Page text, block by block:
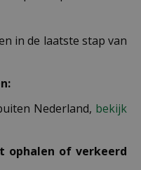
in de laatste stap van
Nederland, bekijk
ophalen of verkeerd